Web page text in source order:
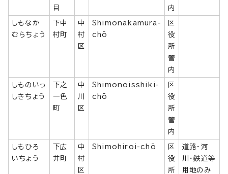
目
内
しもなか
むらちょう
下中
村町
中
村
区
Shimonakamura-
chō
区
役
所
管
内
しものいっ
しきちょう
下之
一色
町
中
川
区
Shimonoisshiki-
chō
区
役
所
管
内
しもひろ
いちょう
下広
井町
中
村
区
Shimohiroi-chō
区
役
所
道路・河
川・鉄道等
用地のみ